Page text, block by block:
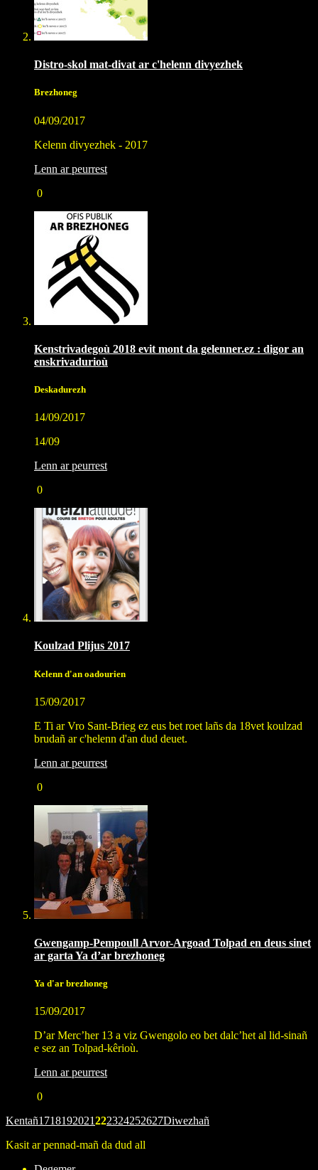
Distro-skol mat-divat ar c'helenn divyezhek
Brezhoneg
04/09/2017
Kelenn divyezhek - 2017
Lenn ar peurrest
0
Kenstrivadegoù 2018 evit mont da gelenner.ez : digor an
enskrivadurioù
Deskadurezh
14/09/2017
14/09
Lenn ar peurrest
0
Koulzad Plijus 2017
Kelenn d'an oadourien
15/09/2017
E Ti ar Vro Sant-Brieg ez eus bet roet lañs da 18vet koulzad
brudañ ar c'helenn d'an dud deuet.
Lenn ar peurrest
0
Gwengamp-Pempoull Arvor-Argoad Tolpad en deus sinet
ar garta Ya d’ar brezhoneg
Ya d'ar brezhoneg
15/09/2017
D’ar Merc’her 13 a viz Gwengolo eo bet dalc’het al lid-sinañ
e sez an Tolpad-kêrioù.
Lenn ar peurrest
0
Kentañ1718192021222324252627Diwezhañ
Kasit ar pennad-mañ da dud all